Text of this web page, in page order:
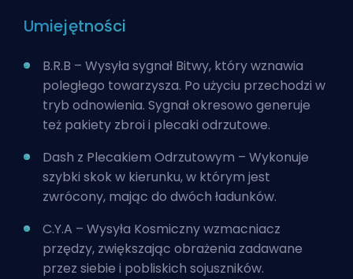
Umiejętności
B.R.B – Wysyła sygnał Bitwy, który wznawia
poległego towarzysza. Po użyciu przechodzi w
tryb odnowienia. Sygnał okresowo generuje
też pakiety zbroi i plecaki odrzutowe.
Dash z Plecakiem Odrzutowym – Wykonuje
szybki skok w kierunku, w którym jest
zwrócony, mając do dwóch ładunków.
C.Y.A – Wysyła Kosmiczny wzmacniacz
przędzy, zwiększając obrażenia zadawane
przez siebie i pobliskich sojuszników.